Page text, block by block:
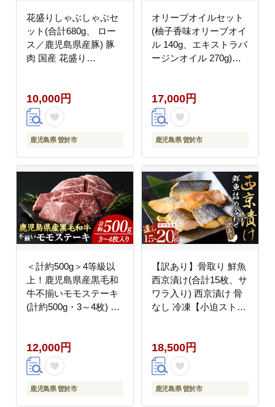
花盛りしゃぶしゃぶセ
ット(合計680g、 ロー
ス／鹿児島県産豚) 豚
肉 国産 花盛り
10,000円
鹿児島県 曽於市
オリーブオイルセット
(柚子香味オリーブオイ
ル 140g、エキストラバ
ージンオイル 270g)
17,000円
鹿児島県 曽於市
＜計約500g＞4等級以
上！鹿児島県産黒毛和
牛不揃いモモステーキ
(計約500g・3～4枚) 黒
12,000円
鹿児島県 曽於市
【訳あり】骨取り 鮮魚
西京漬け(合計15枚、サ
ワラ入り) 西京漬け 骨
なし 冷凍【小迫ストア
18,500円
鹿児島県 曽於市